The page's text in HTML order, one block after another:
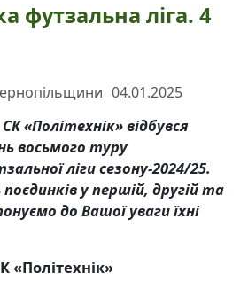
футзальна ліга. 4
04.01.2025
«Політехнік» відбувся
восьмого туру
ліги сезону-2024/25.
у першій, другій та
до Вашої уваги їхні
«Політехнік»